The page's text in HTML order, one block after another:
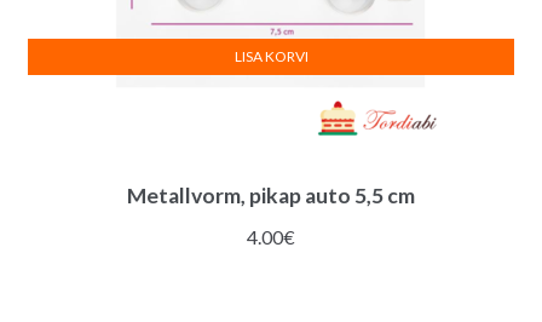
Metallvorm, pikap auto 5,5 cm
4.00€
LISA KORVI